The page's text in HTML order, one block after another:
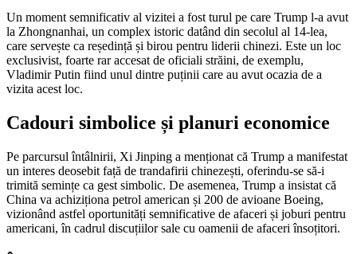
Un moment semnificativ al vizitei a fost turul pe care Trump l-a avut
la Zhongnanhai, un complex istoric datând din secolul al 14-lea,
care servește ca reședință și birou pentru liderii chinezi. Este un loc
exclusivist, foarte rar accesat de oficiali străini, de exemplu,
Vladimir Putin fiind unul dintre puținii care au avut ocazia de a
vizita acest loc.
Cadouri simbolice și planuri economice
Pe parcursul întâlnirii, Xi Jinping a menționat că Trump a manifestat
un interes deosebit față de trandafirii chinezești, oferindu-se să-i
trimită semințe ca gest simbolic. De asemenea, Trump a insistat că
China va achiziționa petrol american și 200 de avioane Boeing,
vizionând astfel oportunități semnificative de afaceri și joburi pentru
americani, în cadrul discuțiilor sale cu oamenii de afaceri însoțitori.